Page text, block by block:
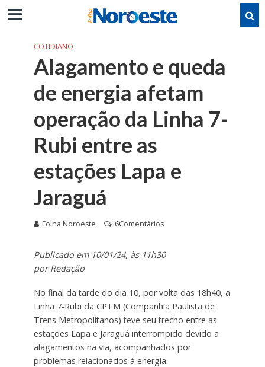
COTIDIANO
Alagamento e queda
de energia afetam
operação da Linha 7-
Rubi entre as
estações Lapa e
Jaraguá
Folha Noroeste 6Comentários
Publicado em 10/01/24, às 11h30
por Redação
No final da tarde do dia 10, por volta das 18h40, a
Linha 7-Rubi da CPTM (Companhia Paulista de
Trens Metropolitanos) teve seu trecho entre as
estações Lapa e Jaraguá interrompido devido a
alagamentos na via, acompanhados por
problemas relacionados à energia.